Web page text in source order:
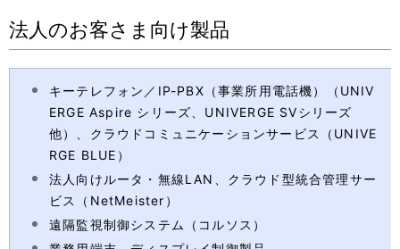
法人のお客さま向け製品
キーテレフォン／IP-PBX（事業所用電話機）（UNIV
ERGE Aspire シリーズ、UNIVERGE SVシリーズ
他）、クラウドコミュニケーションサービス（UNIVE
RGE BLUE）
法人向けルータ・無線LAN、クラウド型統合管理サー
ビス（NetMeister）
遠隔監視制御システム（コルソス）